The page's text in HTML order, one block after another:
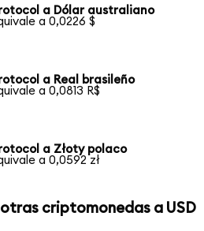
a Dólar australiano
a 0,0226 $
a Real brasileño
a 0,0813 R$
a Złoty polaco
a 0,0592 zł
criptomonedas a USD